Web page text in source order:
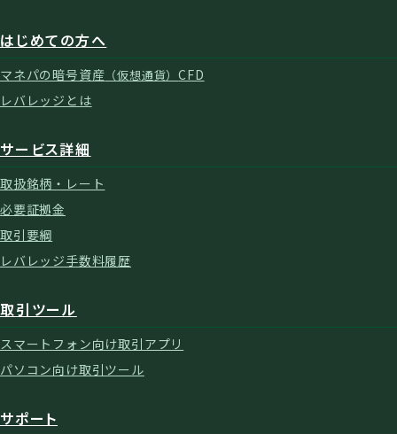
はじめての方へ
マネパの暗号資産 （仮想通貨）CFD
レバレッジとは
サービス詳細
取扱銘柄・レート
必要証拠金
取引要綱
レバレッジ手数料履歴
取引ツール
スマートフォン向け取引アプリ
パソコン向け取引ツール
サポート